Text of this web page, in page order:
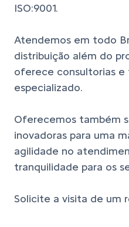
ISO:9001.
Atendemos em todo
distribuição além do
oferece consultorias
especializado.
Oferecemos também
inovadoras para uma
agilidade no
tranquilidade para os
Solicite a visita de um